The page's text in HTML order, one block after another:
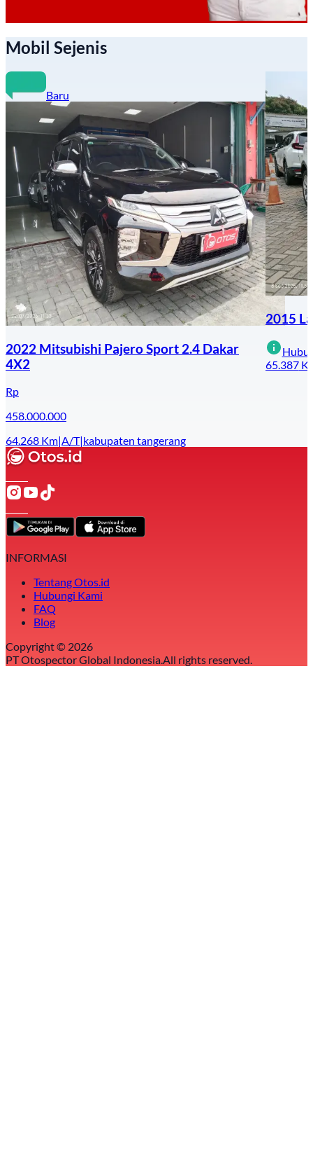
Mobil Sejenis
Baru
2022 Mitsubishi Pajero Sport 2.4 Dakar
4X2
Rp
458.000.000
64.268 Km|A/T|kabupaten tangerang
2015
65.387
INFORMASI
Tentang Otos.id
Hubungi Kami
FAQ
Blog
Copyright © 2026
PT Otospector Global Indonesia.All rights reserved.